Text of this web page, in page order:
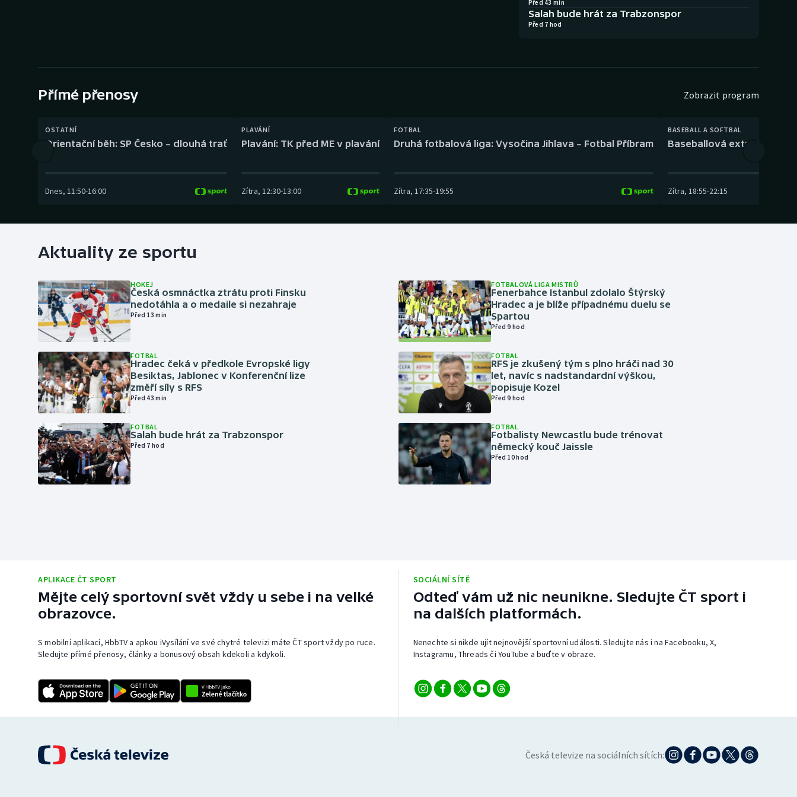
Gymnastika Plážový volejbal
Před 43 min
Salah bude hrát za Trabzonspor
Před 7 hod
Přímé přenosy Zobrazit program
OSTATNÍ
Orientační běh: SP Česko – dlouhá trať
Dnes, 11:50-16:00
PLAVÁNÍ
Plavání: TK před ME v plavání
Zítra, 12:30-13:00
FOTBAL
Druhá fotbalová liga: Vysočina Jihlava – Fotbal Příbram
Zítra, 17:35-19:55
BASEBALL A SOFTBAL
Baseballová extraliga:
Zítra, 18:55-22:15
Aktuality ze sportu
HOKEJ
Česká osmnáctka ztrátu proti Finsku
nedotáhla a o medaile si nezahraje
Před 13 min
FOTBAL
Hradec čeká v předkole Evropské ligy
Besiktas, Jablonec v Konferenční lize
změří síly s RFS
Před 43 min
FOTBAL
Salah bude hrát za Trabzonspor
Před 7 hod
FOTBALOVÁ LIGA MISTRŮ
Fenerbahce Istanbul zdolalo Štýrský
Hradec a je blíže případnému duelu se
Spartou
Před 9 hod
FOTBAL
RFS je zkušený tým s plno hráči nad 30
let, navíc s nadstandardní výškou,
popisuje Kozel
Před 9 hod
FOTBAL
Fotbalisty Newcastlu bude trénovat
německý kouč Jaissle
Před 10 hod
APLIKACE ČT SPORT
Mějte celý sportovní svět vždy u sebe i na velké
obrazovce.
S mobilní aplikací, HbbTV a apkou iVysílání ve své chytré televizi máte ČT sport vždy po ruce.
Sledujte přímé přenosy, články a bonusový obsah kdekoli a kdykoli.
SOCIÁLNÍ SÍTĚ
Odteď vám už nic neunikne. Sledujte ČT sport i
na dalších platformách.
Nenechte si nikde ujít nejnovější sportovní události. Sledujte nás i na Facebooku, X,
Instagramu, Threads či YouTube a buďte v obraze.
Česká televize na sociálních sítích: